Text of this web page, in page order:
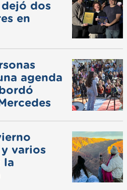
dos
en
agenda
varios
la